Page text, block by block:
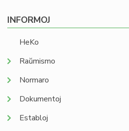
INFORMOJ
HeKo
Raŭmismo
Normaro
Dokumentoj
Establoj